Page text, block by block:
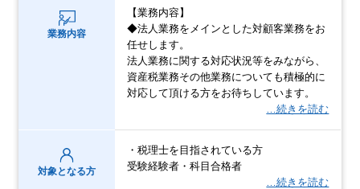
業務内容
【業務内容】
◆法人業務をメインとした対顧客業務をお
任せします。
法人業務に関する対応状況等をみながら、
資産税業務その他業務についても積極的に
対応して頂ける方をお待ちしています。
…続きを読む
対象となる方
・税理士を目指されている方
受験経験者・科目合格者
…続きを読む